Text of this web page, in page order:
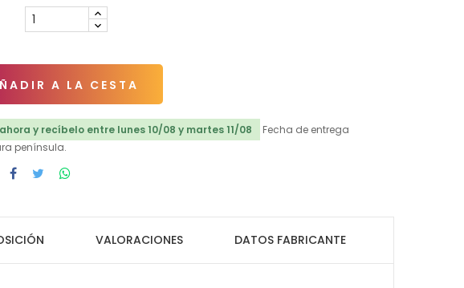
A LA CESTA
y recíbelo entre lunes 10/08 y martes 11/08
Fecha de entrega
península.
VALORACIONES DATOS FABRICANTE